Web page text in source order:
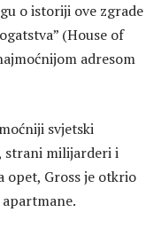
o istoriji ove zgrade
(House of
adresom
svjetski
strani milijarderi i
opet, Gross je otkrio